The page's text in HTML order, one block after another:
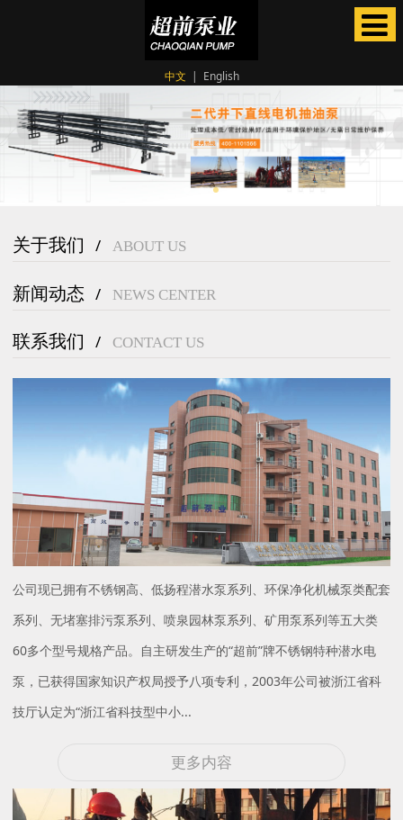
中文 | English
关于我们 / ABOUT US
新闻动态 / NEWS CENTER
联系我们 / CONTACT US
公司现已拥有不锈钢高、低扬程潜水泵系列、环保净化机械泵类配套
系列、无堵塞排污泵系列、喷泉园林泵系列、矿用泵系列等五大类
60多个型号规格产品。自主研发生产的“超前”牌不锈钢特种潜水电
泵，已获得国家知识产权局授予八项专利，2003年公司被浙江省科
技厅认定为“浙江省科技型中小...
更多内容